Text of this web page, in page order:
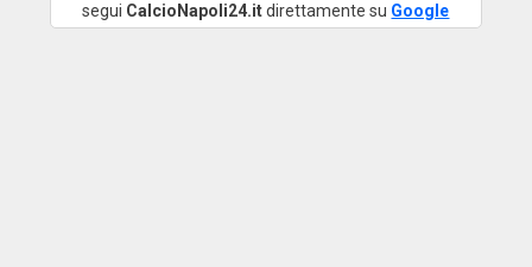
segui CalcioNapoli24.itdirettamente su Google